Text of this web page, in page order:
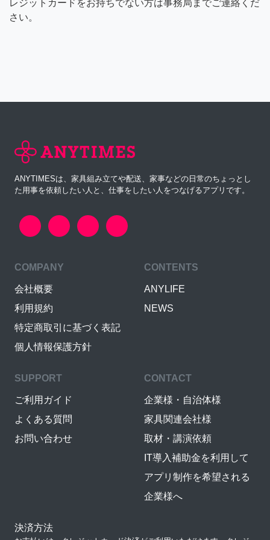
レジットカードをお持ちでない方は事務局までご連絡くだ
さい。
ANYTIMESは、家具組み立てや配送、家事などの日常のちょっとし
た用事を依頼したい人と、仕事をしたい人をつなげるアプリです。
COMPANY
会社概要
利用規約
特定商取引に基づく表記
個人情報保護方針
CONTENTS
ANYLIFE
NEWS
SUPPORT
ご利用ガイド
よくある質問
お問い合わせ
CONTACT
企業様・自治体様
家具関連会社様
取材・講演依頼
IT導入補助金を利用して
アプリ制作を希望される
企業様へ
決済方法